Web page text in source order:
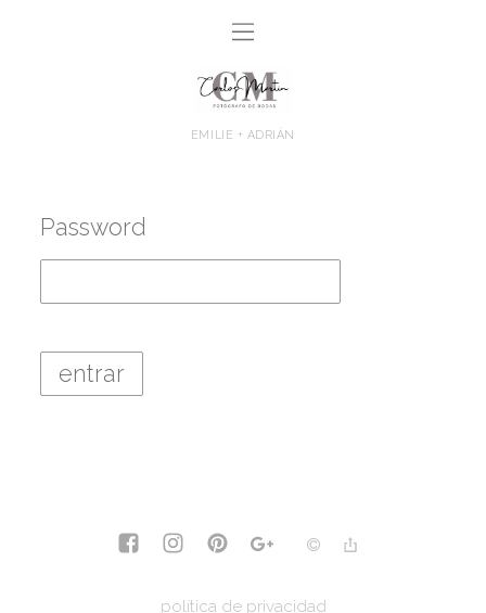
EMILIE + ADRIÁN
Password
política de privacidad